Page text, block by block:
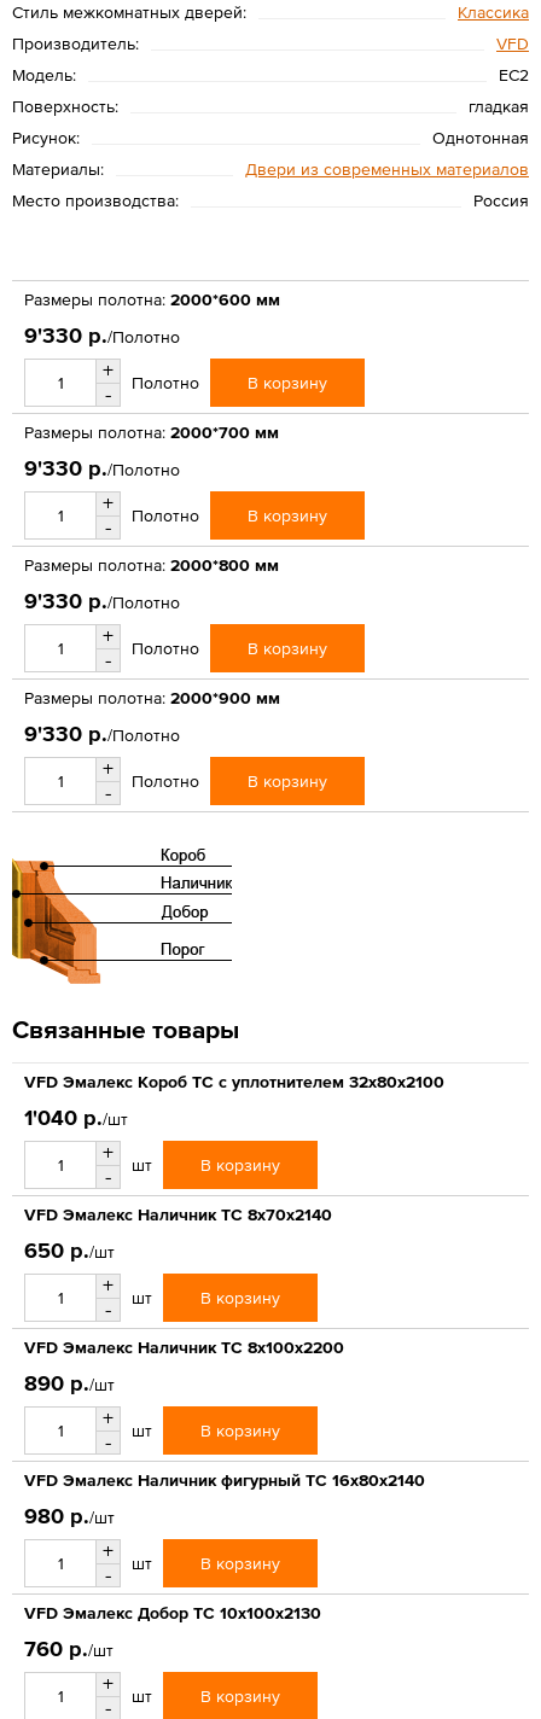
Стиль межкомнатных дверей:
Классика
Производитель:
VFD
Модель:
EC2
Поверхность:
гладкая
Рисунок:
Однотонная
Материалы:
Двери из современных материалов
Место производства:
Россия
Размеры полотна: 2000*600 мм
9'330 р./Полотно
+
-
Полотно В корзину
Размеры полотна: 2000*700 мм
9'330 р./Полотно
+
-
Полотно В корзину
Размеры полотна: 2000*800 мм
9'330 р./Полотно
+
-
Полотно В корзину
Размеры полотна: 2000*900 мм
9'330 р./Полотно
+
-
Полотно В корзину
Связанные товары
VFD Эмалекс Короб ТС с уплотнителем 32x80x2100
1'040 р./шт
+
-
шт В корзину
VFD Эмалекс Наличник ТС 8x70x2140
650 р./шт
+
-
шт В корзину
VFD Эмалекс Наличник ТС 8x100x2200
890 р./шт
+
-
шт В корзину
VFD Эмалекс Наличник фигурный ТС 16x80x2140
980 р./шт
+
-
шт В корзину
VFD Эмалекс Добор ТС 10x100x2130
760 р./шт
+
-
шт В корзину